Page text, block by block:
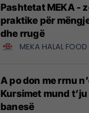
Pashtetat MEKA -
praktike për
dhe rrugë
MEKA HALAL FOOD
A po don me rrnu
Kursimet mund
banesë